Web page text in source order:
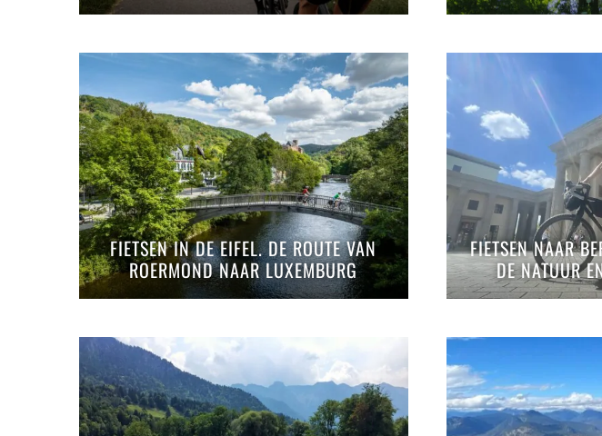
FIETSEN IN DE EIFEL. DE ROUTE VAN
ROERMOND NAAR LUXEMBURG
FIETSEN NAAR
DE NATUUR